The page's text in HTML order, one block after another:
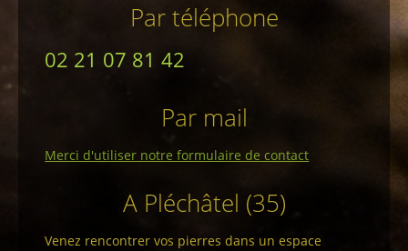
Par téléphone
02 21 07 81 42
Par mail
Merci d'utiliser notre formulaire de contact
A Pléchâtel (35)
Venez rencontrer vos pierres dans un espace